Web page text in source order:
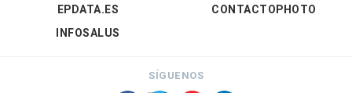
EPDATA.ES
INFOSALUS
CONTACTOPHOTO
SÍGUENOS